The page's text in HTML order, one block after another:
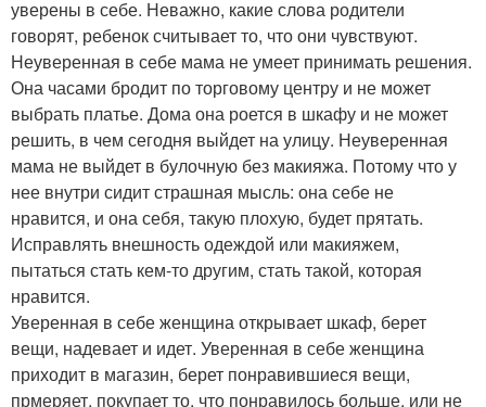
уверены в себе. Неважно, какие слова родители
говорят, ребенок считывает то, что они чувствуют.
Неуверенная в себе мама не умеет принимать решения.
Она часами бродит по торговому центру и не может
выбрать платье. Дома она роется в шкафу и не может
решить, в чем сегодня выйдет на улицу. Неуверенная
мама не выйдет в булочную без макияжа. Потому что у
нее внутри сидит страшная мысль: она себе не
нравится, и она себя, такую плохую, будет прятать.
Исправлять внешность одеждой или макияжем,
пытаться стать кем-то другим, стать такой, которая
нравится.
Уверенная в себе женщина открывает шкаф, берет
вещи, надевает и идет. Уверенная в себе женщина
приходит в магазин, берет понравившиеся вещи,
прмеряет, покупает то, что понравилось больше, или не